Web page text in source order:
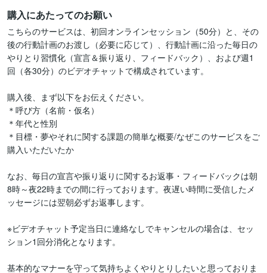
購入にあたってのお願い
こちらのサービスは、初回オンラインセッション（50分）と、その
後の行動計画のお渡し（必要に応じて）、行動計画に沿った毎日の
やりとり習慣化（宣言＆振り返り、フィードバック）、および週1
回（各30分）のビデオチャットで構成されています。
購入後、まず以下をお伝えください。
＊呼び方（名前・仮名）
＊年代と性別
＊目標・夢やそれに関する課題の簡単な概要/なぜこのサービスをご
購入いただいたか
なお、毎日の宣言や振り返りに関するお返事・フィードバックは朝
8時～夜22時までの間に行っております。夜遅い時間に受信したメ
ッセージには翌朝必ずお返事します。
※ビデオチャット予定当日に連絡なしでキャンセルの場合は、セッ
ション1回分消化となります。
基本的なマナーを守って気持ちよくやりとりしたいと思っておりま